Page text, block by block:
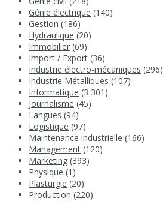
Génie électrique (140)
Gestion (186)
Hydraulique (20)
Immobilier (69)
Import / Export (36)
Industrie électro-mécaniques (296)
Industrie Métalliques (107)
Informatique (3 301)
Journalisme (45)
Langues (94)
Logistique (97)
Maintenance industrielle (166)
Management (120)
Marketing (393)
Physique (1)
Plasturgie (20)
Production (220)